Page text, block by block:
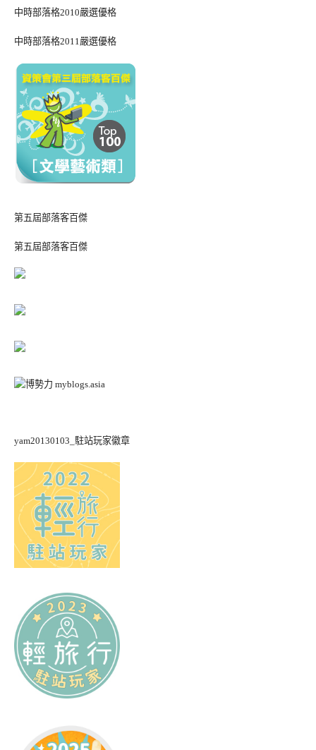
中時部落格2010嚴選優格
中時部落格2011嚴選優格
第五屆部落客百傑
第五屆部落客百傑
yam20130103_駐站玩家徽章